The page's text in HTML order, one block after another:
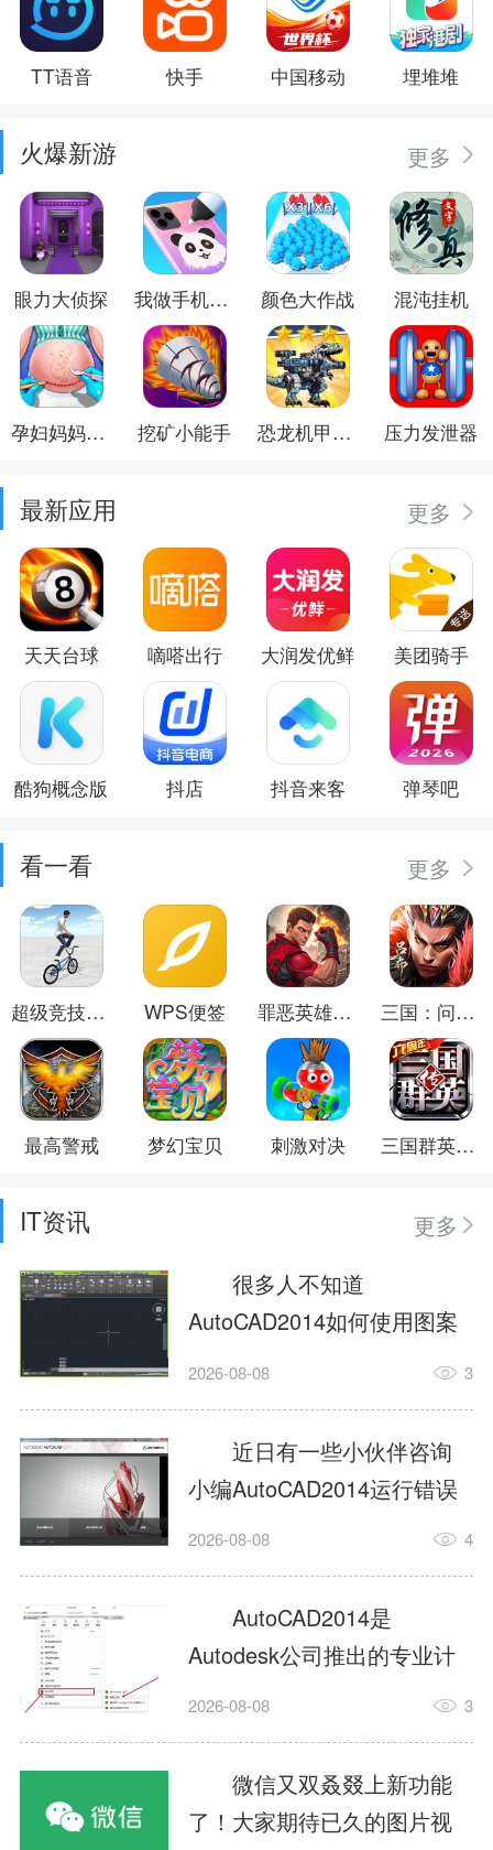
TT语音 快手 中国移动 埋堆堆
火爆新游 更多
眼力大侦探 我做手机壳特好看 颜色大作战 混沌挂机
孕妇妈妈日记 挖矿小能手 恐龙机甲射手 压力发泄器
最新应用 更多
天天台球 嘀嗒出行 大润发优鲜 美团骑手
酷狗概念版 抖店 抖音来客 弹琴吧
看一看 更多
超级竞技世界 WPS便签 罪恶英雄都市 三国：问鼎山河
最高警戒 梦幻宝贝 刺激对决 三国群英传-争霸
IT资讯
更多
很多人不知道
AutoCAD2014如何使用图案
填充?今日为你们带来的文章
用图案填充的内容，还有不
清楚小伙伴和小编一起去学
习一下吧。1.打开
AutoCAD2014这款软件，进
入AutoCAD2014的操作界
面，如图所示：2.在该界面内
找到矩形选项，如图所示：3.
点击矩...
2026-08-08 3
近日有一些小伙伴咨询
小编AutoCAD2014运行错误
怎么办?下面就为大家带来了
办的解决方法，有需要的小
伙伴可以来了解了解哦。1.打
开控制面板，选择
AutodeskAutoCAD2014。2.
等AutodeskAutoCAD2014的
安装程序加载完毕。3.选择添
加/...
2026-08-08 4
AutoCAD2014是
Autodesk公司推出的专业计
算机辅助设计（CAD）软
子、建筑、服装等多个工程
与设计领域。作为行业标准
工具之一，它提供了强大的
2026-08-08 3
微信又双叒叕上新功能
了！大家期待已久的图片视